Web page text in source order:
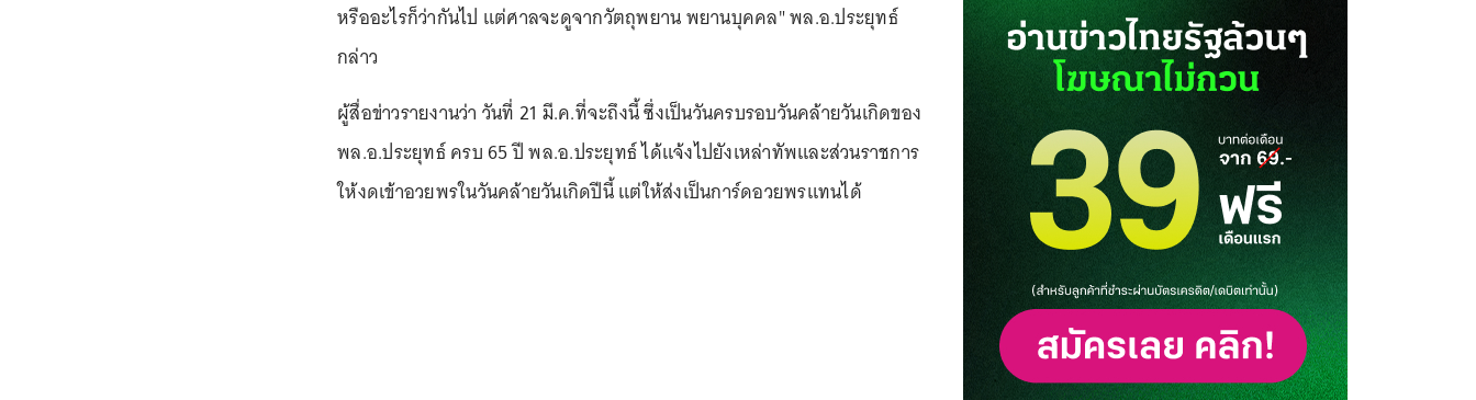
หรืออะไรก็ว่ากันไป แต่ศาลจะดูจากวัตถุพยาน พยานบุคคล" พล.อ.ประยุทธ์
กล่าว
ผู้สื่อข่าวรายงานว่า วันที่ 21 มี.ค.ที่จะถึงนี้ ซึ่งเป็นวันครบรอบวันคล้ายวันเกิดของ
พล.อ.ประยุทธ์ ครบ 65 ปี พล.อ.ประยุทธ์ ได้แจ้งไปยังเหล่าทัพและส่วนราชการ
ให้งดเข้าอวยพรในวันคล้ายวันเกิดปีนี้ แต่ให้ส่งเป็นการ์ดอวยพรแทนได้